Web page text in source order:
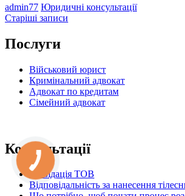
admin77 Cat
Links
Юридичні консультації
Навігація
за
записами
Старіші записи
Послуги
Військовий юрист
Кримінальний адвокат
Адвокат по кредитам
Сімейний адвокат
Консультації
Ліквідація ТОВ
Відповідальність за нанесення